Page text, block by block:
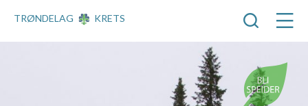
TRØNDELAG KRETS